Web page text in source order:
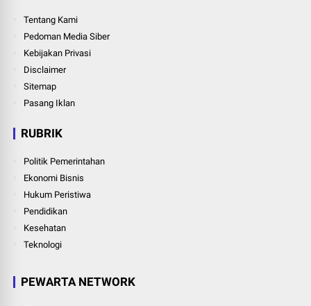
Tentang Kami
Pedoman Media Siber
Kebijakan Privasi
Disclaimer
Sitemap
Pasang Iklan
RUBRIK
Politik Pemerintahan
Ekonomi Bisnis
Hukum Peristiwa
Pendidikan
Kesehatan
Teknologi
PEWARTA NETWORK